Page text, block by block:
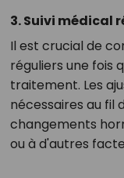
3. Suivi médical
Il est crucial de
réguliers une fois
traitement. Les
nécessaires au fil
changements
ou à d'autres